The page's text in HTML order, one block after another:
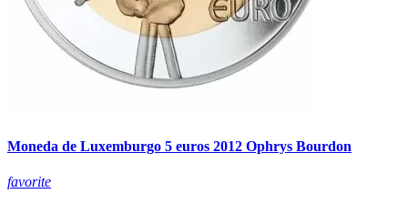
Moneda de Luxemburgo 5 euros 2012 Ophrys Bourdon
favorite